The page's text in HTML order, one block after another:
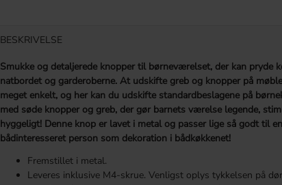
BESKRIVELSE
Smukke og detaljerede knopper til børneværelset, der kan pryde
natbordet og garderoberne. At udskifte greb og knopper på
meget enkelt, og her kan du udskifte standardbeslagene på
med søde knopper og greb, der gør barnets værelse legende,
hyggeligt! Denne knop er lavet i metal og passer lige så godt til en
bådinteresseret person som dekoration i bådkøkkenet!
Fremstillet i metal.
Leveres inklusive M4-skrue. Venligst oplys tykkelsen på